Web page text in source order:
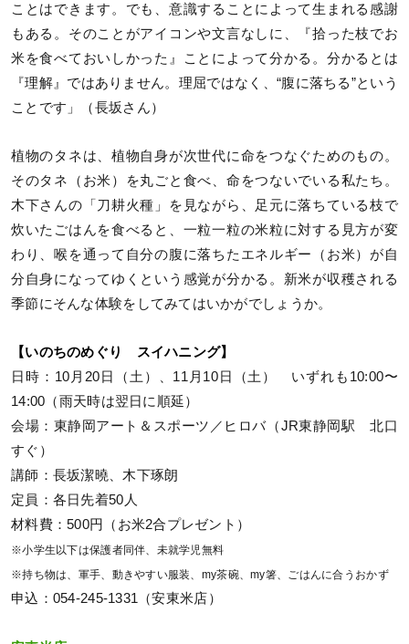
ことはできます。でも、意識することによって生まれる感謝
もある。そのことがアイコンや文言なしに、『拾った枝でお
米を食べておいしかった』ことによって分かる。分かるとは
『理解』ではありません。理屈ではなく、“腹に落ちる”という
ことです」（長坂さん）
植物のタネは、植物自身が次世代に命をつなぐためのもの。
そのタネ（お米）を丸ごと食べ、命をつないでいる私たち。
木下さんの「刀耕火種」を見ながら、足元に落ちている枝で
炊いたごはんを食べると、一粒一粒の米粒に対する見方が変
わり、喉を通って自分の腹に落ちたエネルギー（お米）が自
分自身になってゆくという感覚が分かる。新米が収穫される
季節にそんな体験をしてみてはいかがでしょうか。
【いのちのめぐり スイハニング】
日時：10月20日（土）、11月10日（土） いずれも10:00〜
14:00（雨天時は翌日に順延）
会場：東静岡アート＆スポーツ／ヒロバ（JR東静岡駅 北口
すぐ）
講師：長坂潔曉、木下琢朗
定員：各日先着50人
材料費：500円（お米2合プレゼント）
※小学生以下は保護者同伴、未就学児無料
※持ち物は、軍手、動きやすい服装、my茶碗、my箸、ごはんに合うおかず
申込：054-245-1331（安東米店）